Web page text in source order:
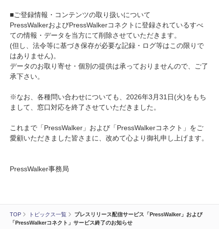
TOP トピックス一覧
プレスリリース配信サービス「PressWalker」および
「PressWalkerコネクト」サービス終了のお知らせ
■ご登録情報・コンテンツの取り扱いについて
PressWalkerおよびPressWalkerコネクトに登録されているすべ
ての情報・データを当方にて削除させていただきます。
(但し、法令等に基づき保存が必要な記録・ログ等はこの限りで
はありません)。
データのお取り寄せ・個別の提供は承っておりませんので、ご了
承下さい。
※なお、各種問い合わせについても、2026年3月31日(火)をもち
まして、窓口対応を終了させていただきました。
これまで「PressWalker」および「PressWalkerコネクト」をご
愛顧いただきました皆さまに、改めて心より御礼申し上げます。
PressWalker事務局